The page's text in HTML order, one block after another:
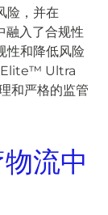
险，并在
融入了合规性
性和降低风险
Elite™ Ultra
和严格的监管
流中